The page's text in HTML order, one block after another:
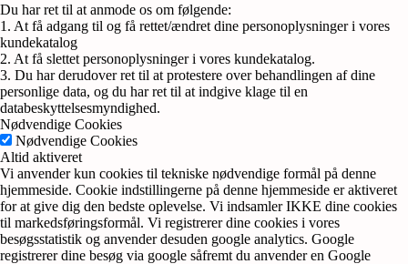
Du har ret til at anmode os om følgende:
1. At få adgang til og få rettet/ændret dine personoplysninger i vores
kundekatalog
2. At få slettet personoplysninger i vores kundekatalog.
3. Du har derudover ret til at protestere over behandlingen af dine
personlige data, og du har ret til at indgive klage til en
databeskyttelsesmyndighed.
Nødvendige Cookies
Nødvendige Cookies
Altid aktiveret
Vi anvender kun cookies til tekniske nødvendige formål på denne
hjemmeside. Cookie indstillingerne på denne hjemmeside er aktiveret
for at give dig den bedste oplevelse. Vi indsamler IKKE dine cookies
til markedsføringsformål. Vi registrerer dine cookies i vores
besøgsstatistik og anvender desuden google analytics. Google
registrerer dine besøg via google såfremt du anvender en Google